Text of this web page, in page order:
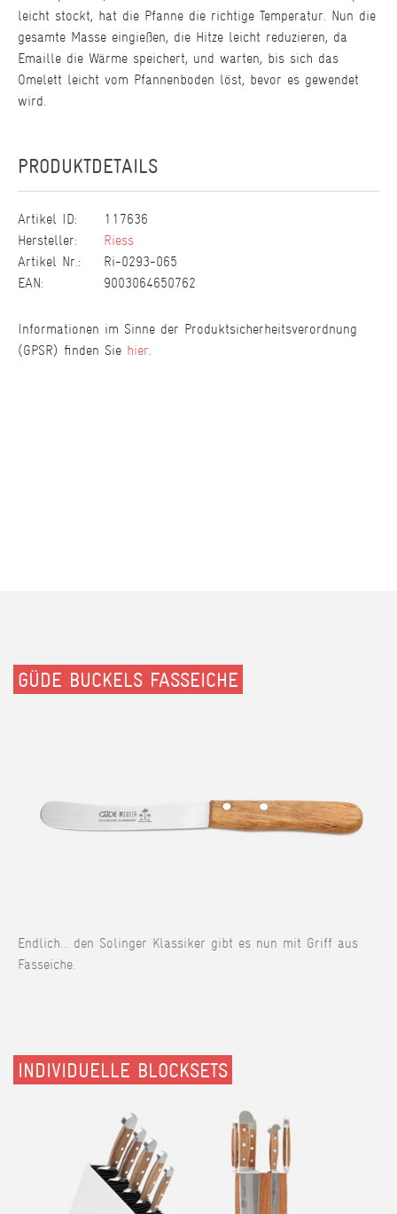
leicht stockt, hat die Pfanne die richtige Temperatur. Nun die
gesamte Masse eingießen, die Hitze leicht reduzieren, da
Emaille die Wärme speichert, und warten, bis sich das
Omelett leicht vom Pfannenboden löst, bevor es gewendet
wird.
PRODUKTDETAILS
Artikel ID:
117636
Hersteller:
Riess
Artikel Nr.:
Ri-0293-065
EAN:
9003064650762
Informationen im Sinne der Produktsicherheitsverordnung
(GPSR) finden Sie hier
GÜDE BUCKELS FASSEICHE
Endlich... den Solinger Klassiker gibt es nun mit Griff aus
Fasseiche.
INDIVIDUELLE BLOCKSETS